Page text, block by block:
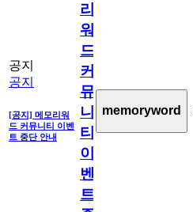
공지
공지
[공지] 메모리워
드 커뮤니티 이벤
트 중단 안내
리
워
드
커
뮤
니
티
이
벤
트
memoryword